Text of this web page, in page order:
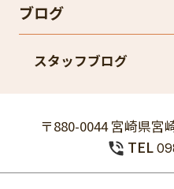
ブログ
スタッフブログ
〒880-0044 宮崎県宮
TEL